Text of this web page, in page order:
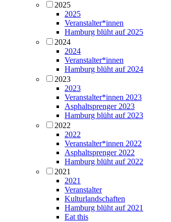
2025
2025
Veranstalter*innen
Hamburg blüht auf 2025
2024
2024
Veranstalter*innen
Hamburg blüht auf 2024
2023
2023
Veranstalter*innen 2023
Asphaltsprenger 2023
Hamburg blüht auf 2023
2022
2022
Veranstalter*innen 2022
Asphaltsprenger 2022
Hamburg blüht auf 2022
2021
2021
Veranstalter
Kulturlandschaften
Hamburg blüht auf 2021
Eat this